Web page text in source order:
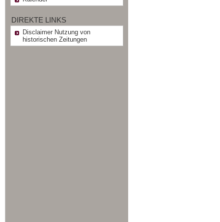
DIREKTE LINKS
Disclaimer Nutzung von
historischen Zeitungen